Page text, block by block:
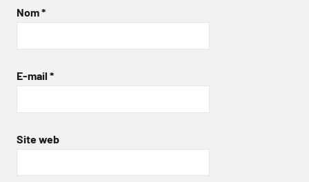
Nom*
E-mail *
Site web